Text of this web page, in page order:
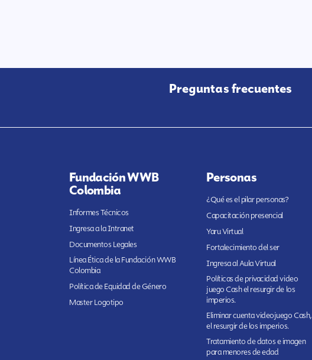
Preguntas frecuentes
Fundación WWB
Colombia
Informes Técnicos
Ingresa a la Intranet
Documentos Legales
Línea Ética de la Fundación WWB
Colombia
Política de Equidad de Género
Master Logotipo
Personas
¿Qué es el pilar personas?
Capacitación presencial
Yaru Virtual
Fortalecimiento del ser
Ingresa al Aula Virtual
Políticas de privacidad video
juego Cash el resurgir de los
imperios.
Eliminar cuenta videojuego Cash,
el resurgir de los imperios.
Tratamiento de datos e imagen
para menores de edad